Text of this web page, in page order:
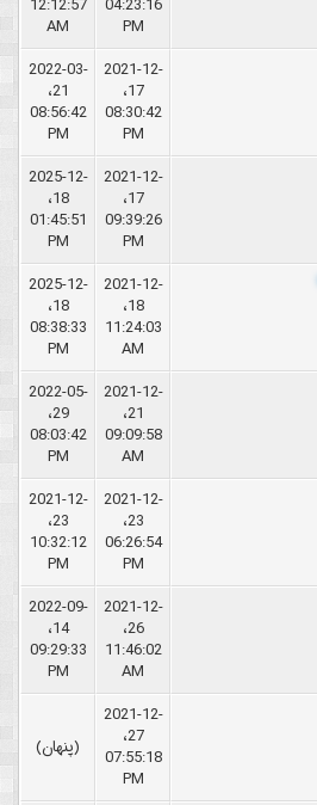
04:23:16
PM
12:12:57
AM
2021-12-
17،
08:30:42
PM
2022-03-
21،
08:56:42
PM
2021-12-
17،
09:39:26
PM
2025-12-
18،
01:45:51
PM
2021-12-
18،
11:24:03
AM
2025-12-
18،
08:38:33
PM
2021-12-
21،
09:09:58
AM
2022-05-
29،
08:03:42
PM
2021-12-
23،
06:26:54
PM
2021-12-
23،
10:32:12
PM
2021-12-
26،
11:46:02
AM
2022-09-
14،
09:29:33
PM
2021-12-
27،
07:55:18
PM
(پنهان)